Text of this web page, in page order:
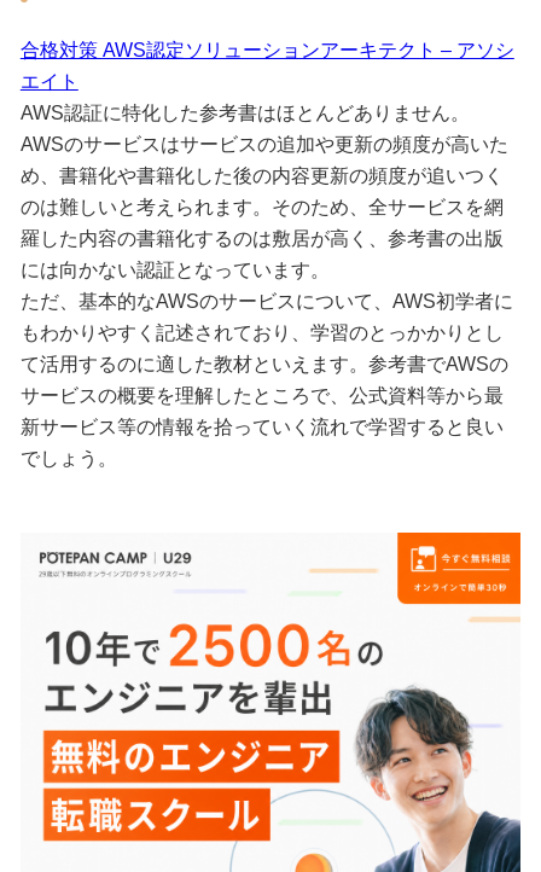
合格対策 AWS認定ソリューションアーキテクト – アソシ
エイト
AWS認証に特化した参考書はほとんどありません。
AWSのサービスはサービスの追加や更新の頻度が高いた
め、書籍化や書籍化した後の内容更新の頻度が追いつく
のは難しいと考えられます。そのため、全サービスを網
羅した内容の書籍化するのは敷居が高く、参考書の出版
には向かない認証となっています。
ただ、基本的なAWSのサービスについて、AWS初学者に
もわかりやすく記述されており、学習のとっかかりとし
て活用するのに適した教材といえます。参考書でAWSの
サービスの概要を理解したところで、公式資料等から最
新サービス等の情報を拾っていく流れで学習すると良い
でしょう。